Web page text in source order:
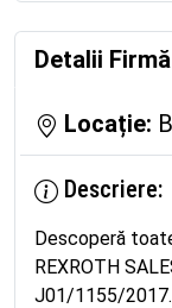
Detalii Firmă
Locație:
Descriere:
Descoperă
REXROTH
J01/1155/2017.